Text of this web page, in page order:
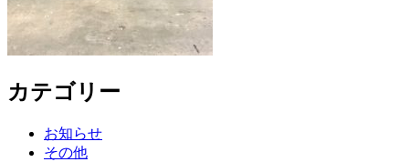
カテゴリー
お知らせ
その他